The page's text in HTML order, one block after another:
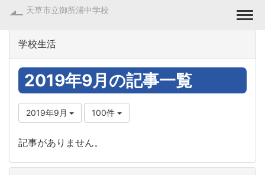
天草市立御所浦中学校
学校生活
2019年9月の記事一覧
2019年9月 100件
記事がありません。